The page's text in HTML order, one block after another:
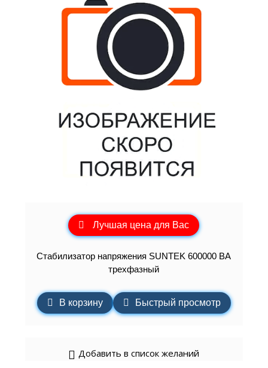
Лучшая цена для Вас
Стабилизатор напряжения SUNTEK 600000 ВА
трехфазный
В корзину Быстрый просмотр
Добавить в список желаний